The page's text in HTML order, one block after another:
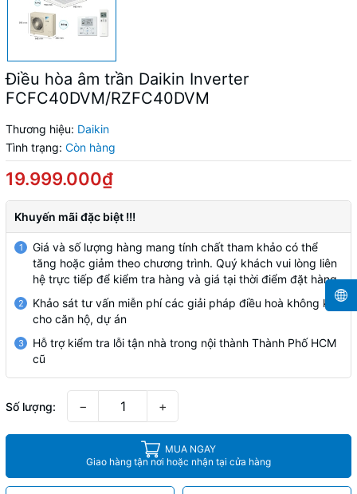
Điều hòa âm trần Daikin Inverter
FCFC40DVM/RZFC40DVM
Thương hiệu: Daikin
Tình trạng: Còn hàng
19.999.000₫
Khuyến mãi đặc biệt !!!
1
Giá và số lượng hàng mang tính chất tham khảo có thể
tăng hoặc giảm theo chương trình. Quý khách vui lòng liên
hệ trực tiếp để kiểm tra hàng và giá tại thời điểm đặt hàng
2
Khảo sát tư vấn miễn phí các giải pháp điều hoà không khí
cho căn hộ, dự án
3
Hỗ trợ kiểm tra lỗi tận nhà trong nội thành Thành Phố HCM
cũ
Số lượng: − +
MUA NGAY
Giao hàng tận nơi hoặc nhận tại cửa hàng